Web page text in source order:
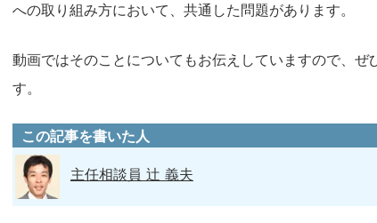
への取り組み方において、共通した問題があります。
動画ではそのことについてもお伝えしていますので、ぜ
す。
この記事を書いた人
主任相談員 辻 義夫